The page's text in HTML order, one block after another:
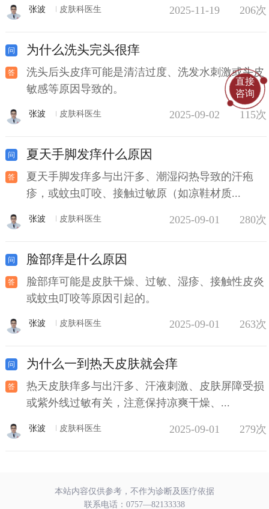
张波 皮肤科医生 2025-11-19 206次
为什么洗头完头很痒
洗头后头皮痒可能是清洁过度、洗发水刺激或头皮
敏感等原因导致的。
张波 皮肤科医生 2025-09-02 115次
夏天手脚发痒什么原因
夏天手脚发痒多与出汗多、潮湿闷热导致的汗疱
疹，或蚊虫叮咬、接触过敏原（如凉鞋材质...
张波 皮肤科医生 2025-09-01 280次
脸部痒是什么原因
脸部痒可能是皮肤干燥、过敏、湿疹、接触性皮炎
或蚊虫叮咬等原因引起的。
张波 皮肤科医生 2025-09-01 263次
为什么一到热天皮肤就会痒
热天皮肤痒多与出汗多、汗液刺激、皮肤屏障受损
或紫外线过敏有关，注意保持凉爽干燥、...
张波 皮肤科医生 2025-09-01 279次
本站内容仅供参考，不作为诊断及医疗依据
联系电话： 0757—82133338
直接
咨询